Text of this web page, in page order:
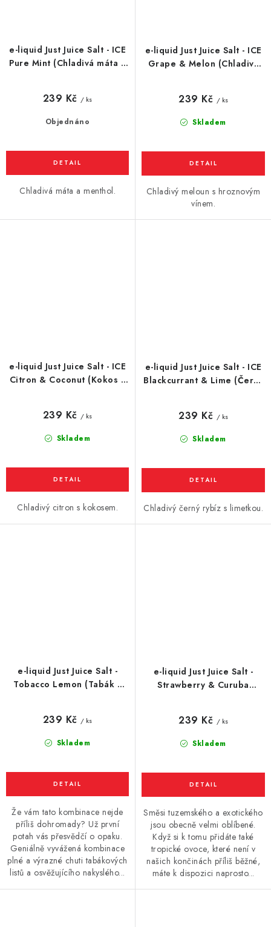
e-liquid Just Juice Salt - ICE
Pure Mint (Chladivá máta a
Objednáno
239 Kč / ks
Chladivá máta a menthol.
e-liquid Just Juice Salt - ICE
Grape & Melon (Chladivý
Skladem
239 Kč / ks
Chladivý meloun s hroznovým
vínem.
e-liquid Just Juice Salt - ICE
Citron & Coconut (Kokos s
Skladem
239 Kč / ks
Chladivý citron s kokosem.
e-liquid Just Juice Salt - ICE
Blackcurrant & Lime (Černý
Skladem
239 Kč / ks
Chladivý černý rybíz s limetkou.
e-liquid Just Juice Salt -
Tobacco Lemon (Tabák s
Skladem
239 Kč / ks
Že vám tato kombinace nejde
příliš dohromady? Už první
potah vás přesvědčí o opaku.
Geniálně vyvážená kombinace
plné a výrazné chuti tabákových
listů a osvěžujícího nakyslého...
e-liquid Just Juice Salt -
Strawberry & Curuba
Skladem
239 Kč / ks
Směsi tuzemského a exotického
jsou obecně velmi oblíbené.
Když si k tomu přidáte také
tropické ovoce, které není v
našich končinách příliš běžné,
máte k dispozici naprosto...